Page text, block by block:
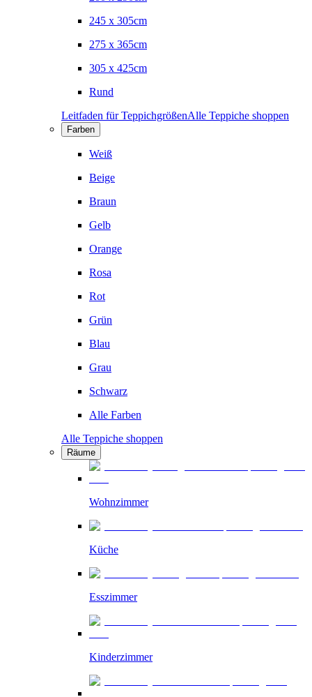
245 x 305cm
275 x 365cm
305 x 425cm
Rund
Leitfaden für TeppichgrößenAlle Teppiche shoppen
Farben
Weiß
Beige
Braun
Gelb
Orange
Rosa
Rot
Grün
Blau
Grau
Schwarz
Alle Farben
Alle Teppiche shoppen
Räume
Wohnzimmer
Küche
Esszimmer
Kinderzimmer